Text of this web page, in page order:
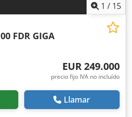
1 / 15
FDR GIGA
EUR 249.000
precio fijo IVA no incluído
Llamar